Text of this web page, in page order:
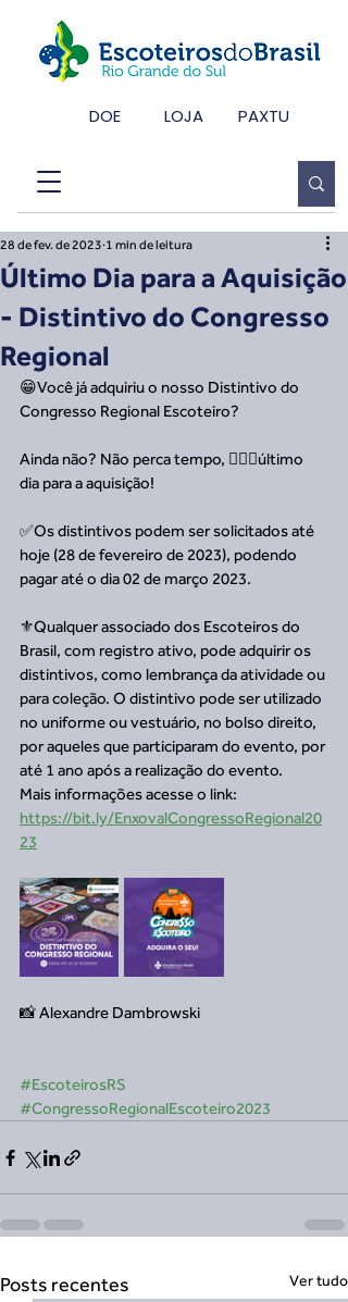
DOE LOJA PAXTU
Último Dia para a Aquisição
- Distintivo do Congresso
Regional
28 de fev. de 2023 1 min de leitura
😁Você já adquiriu o nosso Distintivo do
Congresso Regional Escoteiro?
Ainda não? Não perca tempo, 🏃🏿‍♀️último
dia para a aquisição!
✅Os distintivos podem ser solicitados até
hoje (28 de fevereiro de 2023), podendo
pagar até o dia 02 de março 2023.
⚜️Qualquer associado dos Escoteiros do
Brasil, com registro ativo, pode adquirir os
distintivos, como lembrança da atividade ou
para coleção. O distintivo pode ser utilizado
no uniforme ou vestuário, no bolso direito,
por aqueles que participaram do evento, por
até 1 ano após a realização do evento.
Mais informações acesse o link:
https://bit.ly/EnxovalCongressoRegional20
23
📸 Alexandre Dambrowski
#EscoteirosRS
#CongressoRegionalEscoteiro2023
Posts recentes Ver tudo